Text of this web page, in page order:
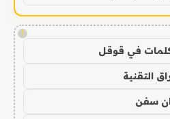
!
في قوقل
التقنية
سفن